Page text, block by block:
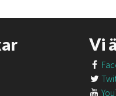
Vi